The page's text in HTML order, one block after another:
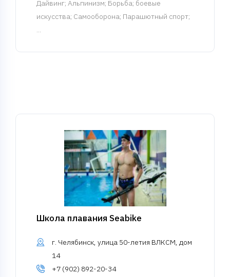
Дайвинг; Альпинизм; Борьба; боевые
искусства; Самооборона; Парашютный спорт;
...
Школа плавания Seabike
г. Челябинск, улица 50-летия ВЛКСМ, дом
14
+7 (902) 892-20-34